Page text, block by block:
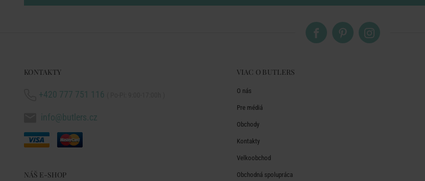
KONTAKTY
+420 777 751 116
info@butlers.cz
NÁŠ E-SHOP
VIAC O BUTLERS
O nás
Pre médiá
Obchody
Kontakty
Velkoobchod
Obchodná spolupráca